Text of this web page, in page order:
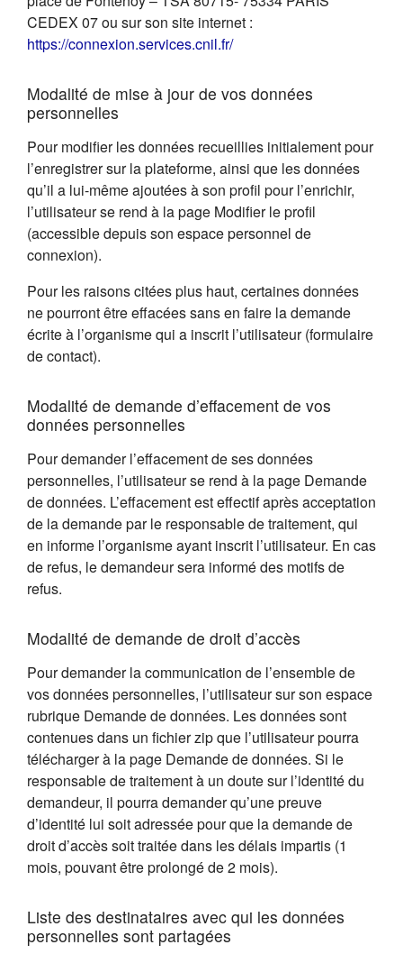
CEDEX 07 ou sur son site internet :
https://connexion.services.cnil.fr/(s'ouvre dans un nouvel
Modalité de mise à jour de vos données
personnelles
Pour modifier les données recueillies initialement pour
l’enregistrer sur la plateforme, ainsi que les données
qu’il a lui-même ajoutées à son profil pour l’enrichir,
l’utilisateur se rend à la page Modifier le profil
(accessible depuis son espace personnel de
connexion).
Pour les raisons citées plus haut, certaines données
ne pourront être effacées sans en faire la demande
écrite à l’organisme qui a inscrit l’utilisateur (formulaire
de contact).
Modalité de demande d’effacement de vos
données personnelles
Pour demander l’effacement de ses données
personnelles, l’utilisateur se rend à la page Demande
de données. L’effacement est effectif après acceptation
de la demande par le responsable de traitement, qui
en informe l’organisme ayant inscrit l’utilisateur. En cas
de refus, le demandeur sera informé des motifs de
refus.
Modalité de demande de droit d’accès
Pour demander la communication de l’ensemble de
vos données personnelles, l’utilisateur sur son espace
rubrique Demande de données. Les données sont
contenues dans un fichier zip que l’utilisateur pourra
télécharger à la page Demande de données. Si le
responsable de traitement à un doute sur l’identité du
demandeur, il pourra demander qu’une preuve
d’identité lui soit adressée pour que la demande de
droit d’accès soit traitée dans les délais impartis (1
mois, pouvant être prolongé de 2 mois).
Liste des destinataires avec qui les données
personnelles sont partagées